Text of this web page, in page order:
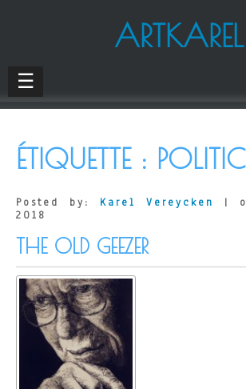
ARTKAREL
☰
ÉTIQUETTE :
Posted by: Karel Vereycken
|
2018
THE OLD GEEZER